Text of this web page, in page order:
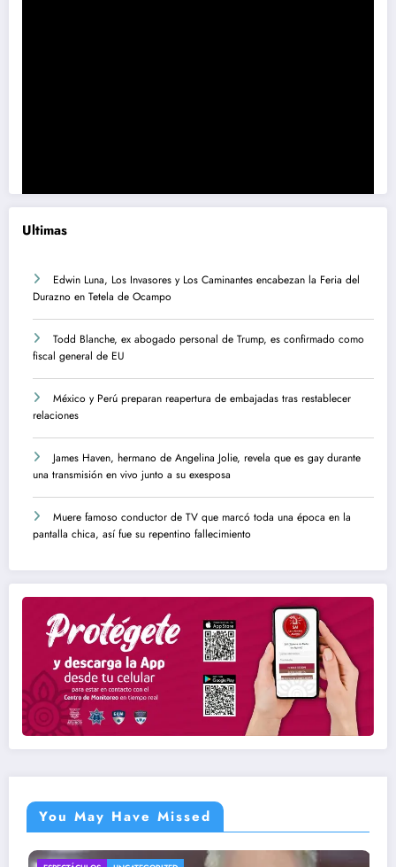
Ultimas
Edwin Luna, Los Invasores y Los Caminantes encabezan la Feria del
Durazno en Tetela de Ocampo
Todd Blanche, ex abogado personal de Trump, es confirmado como
fiscal general de EU
México y Perú preparan reapertura de embajadas tras restablecer
relaciones
James Haven, hermano de Angelina Jolie, revela que es gay durante
una transmisión en vivo junto a su exesposa
Muere famoso conductor de TV que marcó toda una época en la
pantalla chica, así fue su repentino fallecimiento
You May Have Missed